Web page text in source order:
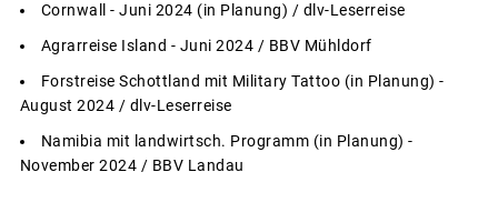
Cornwall - Juni 2024 (in Planung) / dlv-Leserreise
Agrarreise Island - Juni 2024 / BBV Mühldorf
Forstreise Schottland mit Military Tattoo (in Planung) -
August 2024 / dlv-Leserreise
Namibia mit landwirtsch. Programm (in Planung) -
November 2024 / BBV Landau